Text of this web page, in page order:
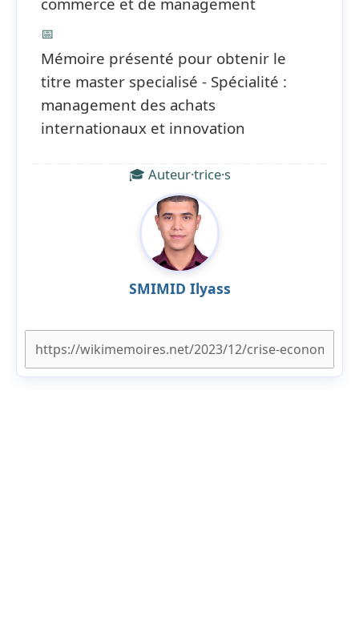
📅
Mémoire présenté pour obtenir le
titre master specialisé - Spécialité :
management des achats
internationaux et innovation
🎓 Auteur·trice·s
SMIMID Ilyass